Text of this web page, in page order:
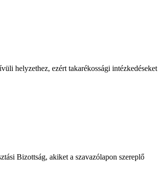
helyzethez, ezért takarékossági intézkedéseket
Bizottság, akiket a szavazólapon szereplő